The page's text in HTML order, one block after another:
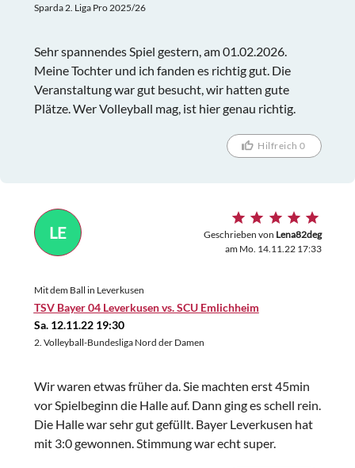
Sparda 2. Liga Pro 2025/26
Sehr spannendes Spiel gestern, am 01.02.2026.
Meine Tochter und ich fanden es richtig gut. Die
Veranstaltung war gut besucht, wir hatten gute
Plätze. Wer Volleyball mag, ist hier genau richtig.
Hilfreich 0
LE Geschrieben von Lena82deg
am Mo. 14.11.22 17:33
Mit dem Ball in Leverkusen
TSV Bayer 04 Leverkusen vs. SCU Emlichheim
Sa. 12.11.22 19:30
2. Volleyball-Bundesliga Nord der Damen
Wir waren etwas früher da. Sie machten erst 45min
vor Spielbeginn die Halle auf. Dann ging es schell rein.
Die Halle war sehr gut gefüllt. Bayer Leverkusen hat
mit 3:0 gewonnen. Stimmung war echt super.